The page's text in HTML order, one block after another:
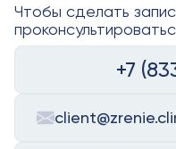
Чтобы сделать
+7